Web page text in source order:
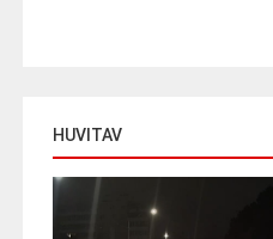
HUVITAV